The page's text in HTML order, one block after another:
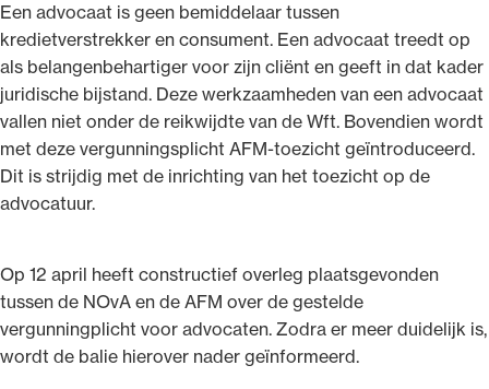
Een advocaat is geen bemiddelaar tussen
kredietverstrekker en consument. Een advocaat treedt op
als belangenbehartiger voor zijn cliënt en geeft in dat kader
juridische bijstand. Deze werkzaamheden van een advocaat
vallen niet onder de reikwijdte van de Wft. Bovendien wordt
met deze vergunningsplicht AFM-toezicht geïntroduceerd.
Dit is strijdig met de inrichting van het toezicht op de
advocatuur.
Op 12 april heeft constructief overleg plaatsgevonden
tussen de NOvA en de AFM over de gestelde
vergunningplicht voor advocaten. Zodra er meer duidelijk is,
wordt de balie hierover nader geïnformeerd.
Ondersteuning voor advocaten bij hun
beroepsuitoefening: van de advocatenpas tot
het rechtsgebiedenregister en
geheimhoudernummers.